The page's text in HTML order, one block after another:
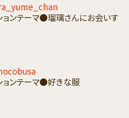
ョンテーマ●瑠璃さんにお会いす
ョンテーマ●好きな服